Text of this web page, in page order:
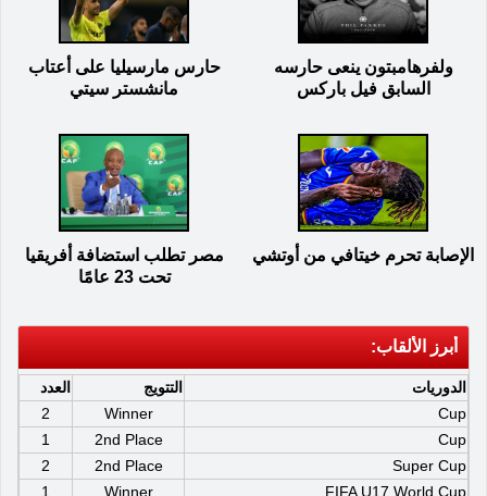
ولفرهامبتون ينعى حارسه
السابق فيل باركس
حارس مارسيليا على أعتاب
مانشستر سيتي
الإصابة تحرم خيتافي من أوتشي
مصر تطلب استضافة أفريقيا
تحت 23 عامًا
أبرز الألقاب:
الدوريات التتويج
العدد
Cup
Winner
2
Cup
2nd Place
1
Super Cup
2nd Place
2
FIFA U17 World Cup
Winner
1